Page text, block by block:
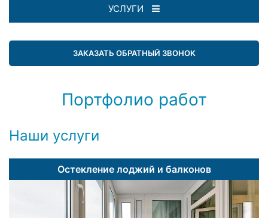
УСЛУГИ
ЗАКАЗАТЬ ОБРАТНЫЙ ЗВОНОК
Портфолио работ
Наши услуги
Остекление лоджий и балконов